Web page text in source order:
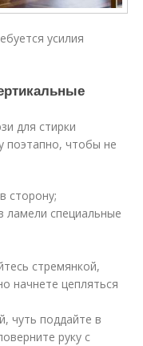
усилия
для стирки
поэтапно, чтобы не
сторону;
специальные
стремянкой,
начнете цепляться
чуть поддайте в
руку с